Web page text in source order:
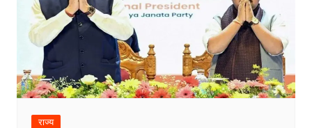
राज्य